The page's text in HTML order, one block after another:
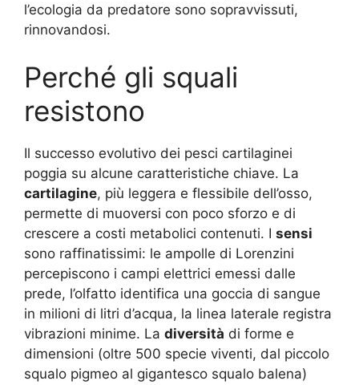
l’ecologia da predatore sono sopravvissuti,
rinnovandosi.
Perché gli squali
resistono
Il successo evolutivo dei pesci cartilaginei
poggia su alcune caratteristiche chiave. La
cartilagine, più leggera e flessibile dell’osso,
permette di muoversi con poco sforzo e di
crescere a costi metabolici contenuti. I sensi
sono raffinatissimi: le ampolle di Lorenzini
percepiscono i campi elettrici emessi dalle
prede, l’olfatto identifica una goccia di sangue
in milioni di litri d’acqua, la linea laterale registra
vibrazioni minime. La diversità di forme e
dimensioni (oltre 500 specie viventi, dal piccolo
squalo pigmeo al gigantesco squalo balena)